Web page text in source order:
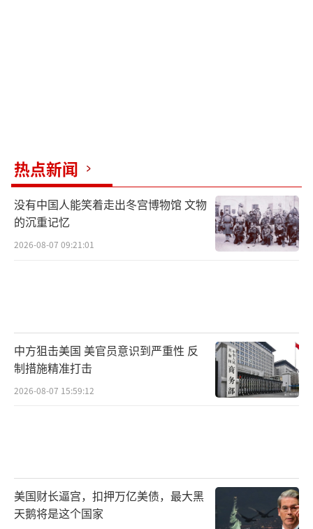
热点新闻
没有中国人能笑着走出冬宫博物馆 文物
的沉重记忆
2026-08-07 09:21:01
中方狙击美国 美官员意识到严重性 反
制措施精准打击
2026-08-07 15:59:12
美国财长逼宫，扣押万亿美债，最大黑
天鹅将是这个国家